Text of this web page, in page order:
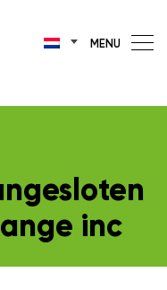
MENU
inc